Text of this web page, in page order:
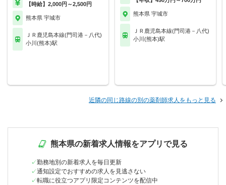
【時給】2,000円～2,500円
熊本県 宇城市
ＪＲ鹿児島本線(門司港－八代)
小川(熊本)駅
熊本県 宇城市
ＪＲ鹿児島本線(門司港－八代)
小川(熊本)駅
近隣の同じ路線の別の薬剤師求人をもっと見る
熊本県の新着求人情報をアプリで見る
勤務地別の新着求人を毎日更新
通知設定でおすすめの求人を見逃さない
転職に役立つアプリ限定コンテンツを配信中